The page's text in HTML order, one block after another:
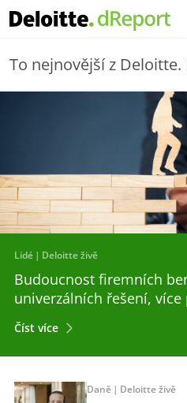
To nejnovější z
Lidé Deloitte živě
Budoucnost firemních
univerzálních řešení, více
Číst více
Daně Deloitte živě